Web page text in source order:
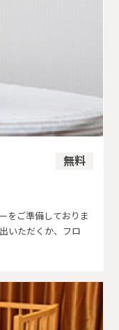
無料
をご準備しておりま
いただくか、フロ